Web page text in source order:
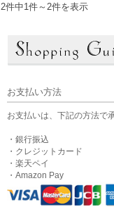
2件中1件～2件を表示
お支払い方法
お支払いは、下記の方法で
・銀行振込
・クレジットカード
・楽天ペイ
・Amazon Pay